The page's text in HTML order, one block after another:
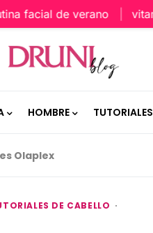
de verano
HOMBRE TUTORIALES
Olaplex
DE CABELLO